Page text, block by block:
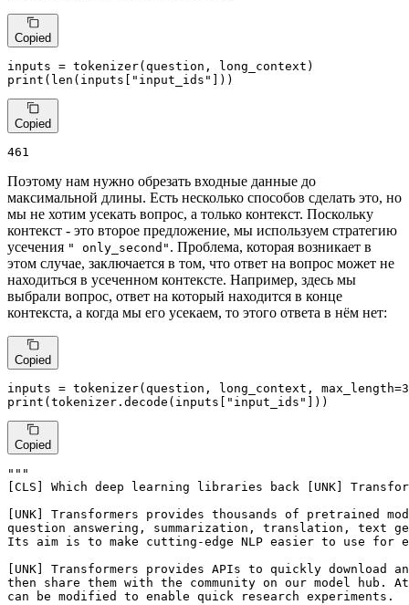
Copied
print ( len (inputs[ "input_ids" ]))
Copied
461
Поэтому нам нужно обрезать входные данные до
максимальной длины. Есть несколько способов сделать это, но
мы не хотим усекать вопрос, а только контекст. Поскольку
контекст - это второе предложение, мы используем стратегию
усечения " only_second" . Проблема, которая возникает в
этом случае, заключается в том, что ответ на вопрос может не
находиться в усеченном контексте. Например, здесь мы
выбрали вопрос, ответ на который находится в конце
контекста, а когда мы его усекаем, то этого ответа в нём нет:
Copied
inputs = tokenizer(question, long_context, max_length=
print (tokenizer.decode(inputs[ "input_ids" ]))
Copied
"""
[CLS] Which deep learning libraries back [UNK]
[UNK] Transformers provides thousands of
question answering, summarization, translation, text
Its aim is to make cutting-edge NLP easier to use for
[UNK] Transformers provides APIs to quickly
then share them with the community on our model
can be modified to enable quick research experiments.